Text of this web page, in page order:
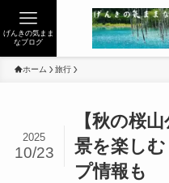
げんきの気まま
なブログ
ホーム 旅行
【秋の桜
景を楽し
プ情報も
2025
10/23